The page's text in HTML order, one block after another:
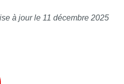
à jour le 11 décembre 2025